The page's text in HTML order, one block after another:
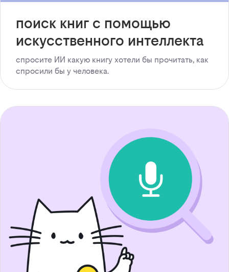
поиск книг с помощью
искусственного интеллекта
спросите ИИ какую книгу хотели бы прочитать, как
спросили бы у человека.